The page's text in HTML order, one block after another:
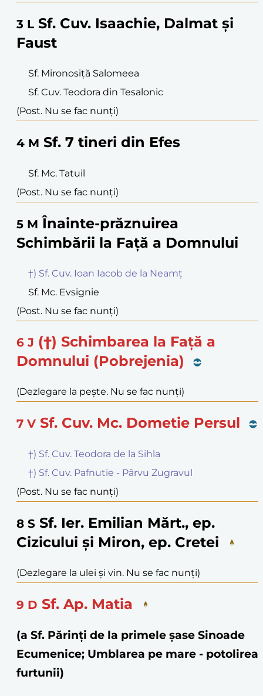
3 L Sf. Cuv. Isaachie, Dalmat și
Faust
Sf. Mironosiță Salomeea
Sf. Cuv. Teodora din Tesalonic
(Post. Nu se fac nunți)
4 M Sf. 7 tineri din Efes
Sf. Mc. Tatuil
(Post. Nu se fac nunți)
5 M Înainte-prăznuirea
Schimbării la Față a Domnului
†) Sf. Cuv. Ioan Iacob de la Neamț
Sf. Mc. Evsignie
(Post. Nu se fac nunți)
6 J (†) Schimbarea la Față a
Domnului (Pobrejenia)
(Dezlegare la pește. Nu se fac nunți)
7 V Sf. Cuv. Mc. Dometie Persul
†) Sf. Cuv. Teodora de la Sihla
†) Sf. Cuv. Pafnutie - Pârvu Zugravul
(Post. Nu se fac nunți)
8 S Sf. Ier. Emilian Mărt., ep.
Cizicului și Miron, ep. Cretei
(Dezlegare la ulei și vin. Nu se fac nunți)
9 D Sf. Ap. Matia
(a Sf. Părinți de la primele șase Sinoade
Ecumenice; Umblarea pe mare - potolirea
furtunii)